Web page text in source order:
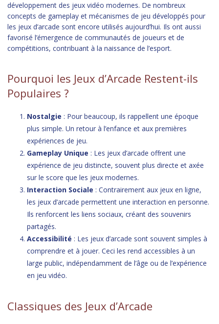
développement des jeux vidéo modernes. De nombreux
concepts de gameplay et mécanismes de jeu développés pour
les jeux d’arcade sont encore utilisés aujourd’hui. Ils ont aussi
favorisé l’émergence de communautés de joueurs et de
compétitions, contribuant à la naissance de l’esport.
Pourquoi les Jeux d’Arcade Restent-ils
Populaires ?
Nostalgie : Pour beaucoup, ils rappellent une époque
plus simple. Un retour à l’enfance et aux premières
expériences de jeu.
Gameplay Unique : Les jeux d’arcade offrent une
expérience de jeu distincte, souvent plus directe et axée
sur le score que les jeux modernes.
Interaction Sociale : Contrairement aux jeux en ligne,
les jeux d’arcade permettent une interaction en personne.
Ils renforcent les liens sociaux, créant des souvenirs
partagés.
Accessibilité : Les jeux d’arcade sont souvent simples à
comprendre et à jouer. Ceci les rend accessibles à un
large public, indépendamment de l’âge ou de l’expérience
en jeu vidéo.
Classiques des Jeux d’Arcade